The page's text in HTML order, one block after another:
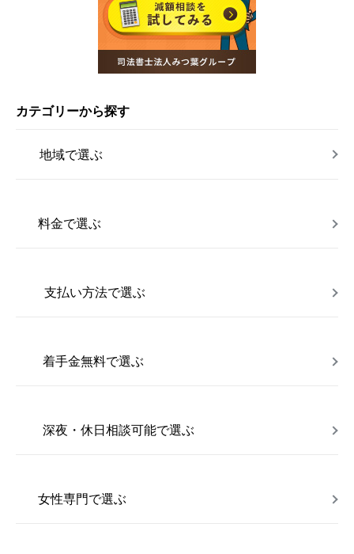
カテゴリーから探す
地域で選ぶ
料金で選ぶ
支払い方法で選ぶ
着手金無料で選ぶ
深夜・休日相談可能で選ぶ
女性専門で選ぶ